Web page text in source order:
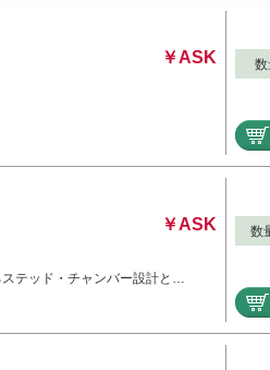
￥ASK 数
￥ASK
テッド・チャンバー設計と…
数